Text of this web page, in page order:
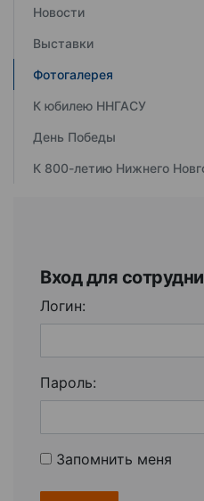
Новости
Выставки
Фотогалерея
К юбилею ННГАСУ
День Победы
К 800-летию Нижнего
Вход для
Логин:
Пароль:
Запомнить меня